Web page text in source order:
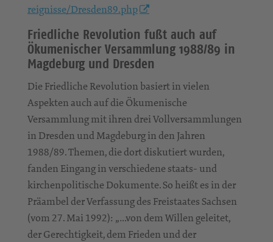
reignisse/Dresden89.php
Friedliche Revolution fußt auch auf
Ökumenischer Versammlung 1988/89 in
Magdeburg und Dresden
Die Friedliche Revolution basiert in vielen
Aspekten auch auf die Ökumenische
Versammlung mit ihren drei Vollversammlungen
in Dresden und Magdeburg in den Jahren
1988/89. Themen, die dort diskutiert wurden,
fanden Eingang in verschiedene staats- und
kirchenpolitische Dokumente. So heißt es in der
Präambel der Verfassung des Freistaates Sachsen
(vom 27. Mai 1992): „…von dem Willen geleitet,
der Gerechtigkeit, dem Frieden und der